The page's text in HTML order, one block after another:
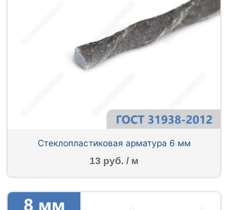
Стеклопластиковая арматура 6 мм
13 руб. / м